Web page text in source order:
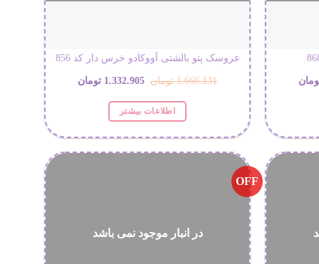
1.360.169 تومان.
عروسک پتو بالشتی آووکادو خرس دار کد 856
1.666.131 تومان قیمت
اصلی:
بود.
1.332.905 تومان
1.332.905 تومان.
اطلاعات بیشتر
OFF
در انبار موجود نمی باشد